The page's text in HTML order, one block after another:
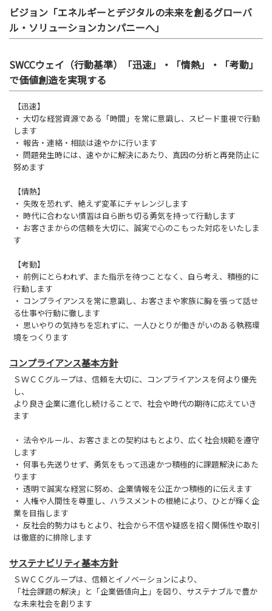
ビジョン「エネルギーとデジタルの未来を創るグローバ
ル・ソリューションカンパニーへ」
SWCCウェイ（行動基準）「迅速」・「情熱」・「考動」
で価値創造を実現する
【迅速】
・ 大切な経営資源である「時間」を常に意識し、スピード重視で行動
します
・ 報告・連絡・相談は速やかに行います
・ 問題発生時には、速やかに解決にあたり、真因の分析と再発防止に
努めます
【情熱】
・ 失敗を恐れず、絶えず変革にチャレンジします
・ 時代に合わない慣習は自ら断ち切る勇気を持って行動します
・ お客さまからの信頼を大切に、誠実で心のこもった対応をいたしま
す
【考動】
・ 前例にとらわれず、また指示を待つことなく、自ら考え、積極的に
行動します
・ コンプライアンスを常に意識し、お客さまや家族に胸を張って話せ
る仕事や行動に徹します
・ 思いやりの気持ちを忘れずに、一人ひとりが働きがいのある執務環
境をつくります
コンプライアンス基本方針
ＳＷＣＣグループは、信頼を大切に、コンプライアンスを何より優先
し、
より良き企業に進化し続けることで、社会や時代の期待に応えていき
ます
・ 法令やルール、お客さまとの契約はもとより、広く社会規範を遵守
します
・ 何事も先送りせず、勇気をもって迅速かつ積極的に課題解決にあた
ります
・ 透明で誠実な経営に努め、企業情報を公正かつ積極的に伝えます
・ 人権や人間性を尊重し、ハラスメントの根絶により、ひとが輝く企
業を目指します
・ 反社会的勢力はもとより、社会から不信や疑惑を招く関係性や取引
は徹底的に排除します
サステナビリティ基本方針
ＳＷＣＣグループは、信頼とイノベーションにより、
「社会課題の解決」と「企業価値向上」を図り、サステナブルで豊か
な未来社会を創ります